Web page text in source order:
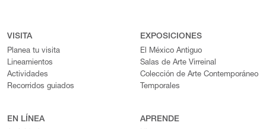
VISITA
Planea tu visita
Lineamientos
Actividades
Recorridos guiados
EXPOSICIONES
El México Antiguo
Salas de Arte Virreinal
Colección de Arte Contemporáneo
Temporales
EN LÍNEA APRENDE